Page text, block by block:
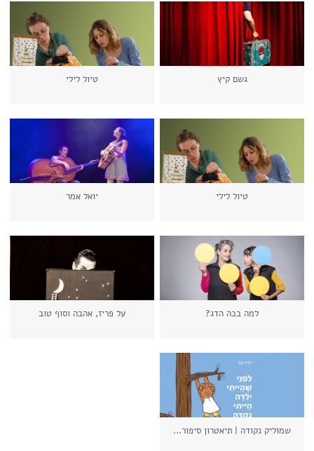
גשם קיץ טיול לילי
טיול לילי יואל אמר
למה בכה הדג? על פריז, אהבה וסוף טוב
שמוליק נקודה | תיאטרון סיפור...